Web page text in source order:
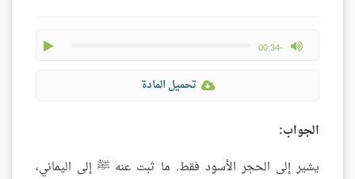
-00:34
max volume
تحميل المادة
الجواب:
يشير إلى الحجر الأسود فقط. ما ثبت عنه ﷺ إلى اليماني،